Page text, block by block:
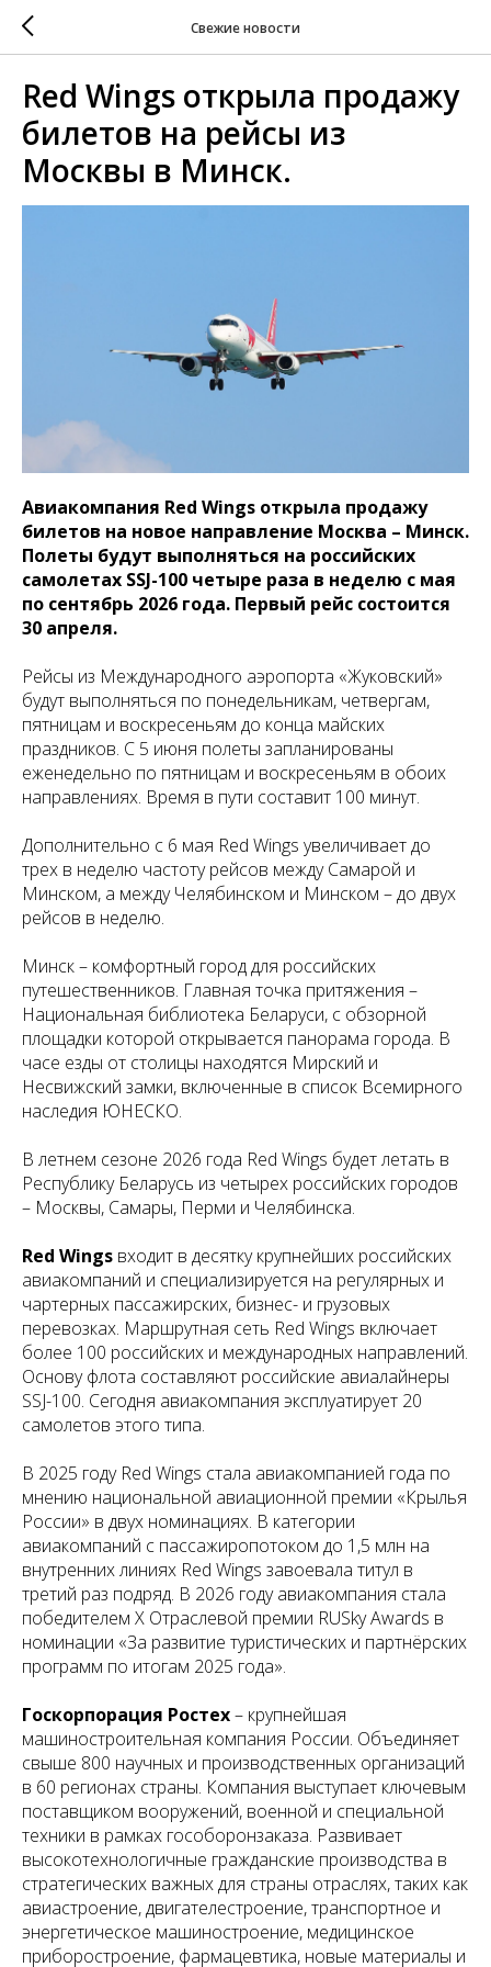
Свежие новости
Red Wings открыла продажу
билетов на рейсы из
Москвы в Минск.
Авиакомпания Red Wings открыла продажу
билетов на новое направление Москва – Минск.
Полеты будут выполняться на российских
самолетах SSJ-100 четыре раза в неделю с мая
по сентябрь 2026 года. Первый рейс состоится
30 апреля.
Рейсы из Международного аэропорта «Жуковский»
будут выполняться по понедельникам, четвергам,
пятницам и воскресеньям до конца майских
праздников. С 5 июня полеты запланированы
еженедельно по пятницам и воскресеньям в обоих
направлениях. Время в пути составит 100 минут.
Дополнительно с 6 мая Red Wings увеличивает до
трех в неделю частоту рейсов между Самарой и
Минском, а между Челябинском и Минском – до двух
рейсов в неделю.
Минск – комфортный город для российских
путешественников. Главная точка притяжения –
Национальная библиотека Беларуси, с обзорной
площадки которой открывается панорама города. В
часе езды от столицы находятся Мирский и
Несвижский замки, включенные в список Всемирного
наследия ЮНЕСКО.
В летнем сезоне 2026 года Red Wings будет летать в
Республику Беларусь из четырех российских городов
– Москвы, Самары, Перми и Челябинска.
Red Wings входит в десятку крупнейших российских
авиакомпаний и специализируется на регулярных и
чартерных пассажирских, бизнес- и грузовых
перевозках. Маршрутная сеть Red Wings включает
более 100 российских и международных направлений.
Основу флота составляют российские авиалайнеры
SSJ-100. Сегодня авиакомпания эксплуатирует 20
самолетов этого типа.
В 2025 году Red Wings стала авиакомпанией года по
мнению национальной авиационной премии «Крылья
России» в двух номинациях. В категории
авиакомпаний с пассажиропотоком до 1,5 млн на
внутренних линиях Red Wings завоевала титул в
третий раз подряд. В 2026 году авиакомпания стала
победителем X Отраслевой премии RUSky Awards в
номинации «За развитие туристических и партнёрских
программ по итогам 2025 года».
Госкорпорация Ростех– крупнейшая
машиностроительная компания России. Объединяет
свыше 800 научных и производственных организаций
в 60 регионах страны. Компания выступает ключевым
поставщиком вооружений, военной и специальной
техники в рамках гособоронзаказа. Развивает
высокотехнологичные гражданские производства в
стратегических важных для страны отраслях, таких как
авиастроение, двигателестроение, транспортное и
энергетическое машиностроение, медицинское
приборостроение, фармацевтика, новые материалы и